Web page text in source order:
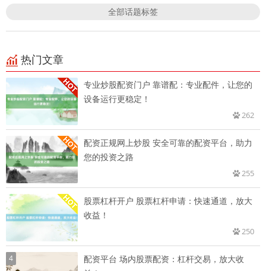
全部话题标签
热门文章
专业炒股配资门户 靠谱配：专业配件，让您的
设备运行更稳定！
262
配资正规网上炒股 安全可靠的配资平台，助力
您的投资之路
255
股票杠杆开户 股票杠杆申请：快速通道，放大
收益！
250
4
配资平台 场内股票配资：杠杆交易，放大收